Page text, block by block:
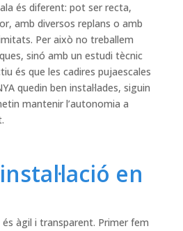
és diferent: pot ser recta,
amb diversos replans o amb
Per això no treballem
sinó amb un estudi tècnic
és que les cadires pujaescales
quedin ben instal·lades, siguin
mantenir l’autonomia a
en
és àgil i transparent. Primer fem